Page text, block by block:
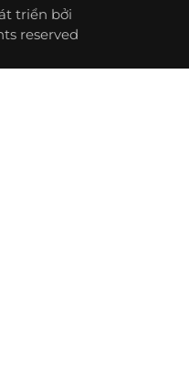
triển bởi
reserved